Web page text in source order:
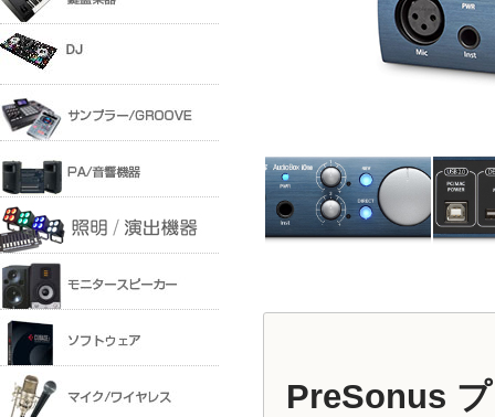
PreSonus